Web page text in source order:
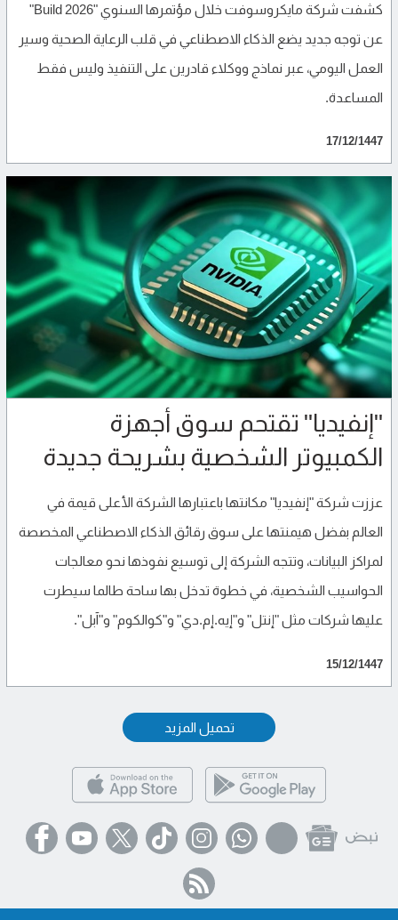
كشفت شركة مايكروسوفت خلال مؤتمرها السنوي "Build 2026"
عن توجه جديد يضع الذكاء الاصطناعي في قلب الرعاية الصحية وسير
العمل اليومي، عبر نماذج ووكلاء قادرين على التنفيذ وليس فقط
المساعدة.
17/12/1447
"إنفيديا" تقتحم سوق أجهزة
الكمبيوتر الشخصية بشريحة جديدة
عززت شركة "إنفيديا" مكانتها باعتبارها الشركة الأعلى قيمة في
العالم بفضل هيمنتها على سوق رقائق الذكاء الاصطناعي المخصصة
لمراكز البيانات، وتتجه الشركة إلى توسيع نفوذها نحو معالجات
الحواسيب الشخصية، في خطوة تدخل بها ساحة طالما سيطرت
عليها شركات مثل "إنتل" و"إيه.إم.دي" و"كوالكوم" و"آبل".
15/12/1447
تحميل المزيد